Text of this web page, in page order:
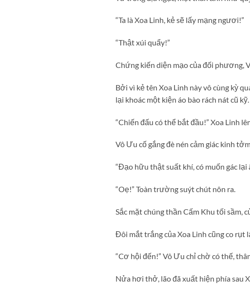
“Ta là Xoa Linh, kẻ sẽ lấy mạng ngươi!”
“Thật xúi quẩy!”
Chứng kiến diện mạo của đối phương,
Bởi vì kẻ tên Xoa Linh này vô cùng kỳ
lại khoác một kiện áo bào rách nát cũ kỹ.
“Chiến đấu có thể bắt đầu!” Xoa Linh
Vô Ưu cố gắng đè nén cảm giác kinh
“Đạo hữu thật suất khí, có muốn gác lại
“Oẹ!” Toàn trường suýt chút nôn ra.
Sắc mặt chúng thần Cấm Khu tối sầm,
Đôi mắt trắng của Xoa Linh cũng co rụt
“Cơ hội đến!” Vô Ưu chỉ chờ có thế,
Nửa hơi thở, lão đã xuất hiện phía sau